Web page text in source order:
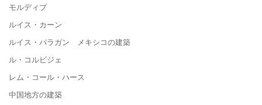
モルディブ
ルイス・カーン
ルイス・バラガン メキシコの建築
ル・コルビジェ
レム・コール・ハース
中国地方の建築